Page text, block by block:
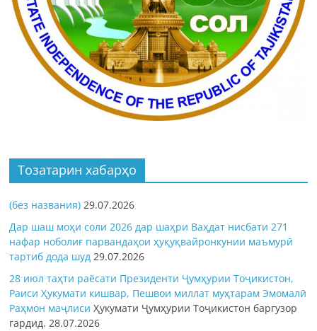
Тозатарин хабарҳо
(без названия) 29.07.2026
Дар шаш моҳи соли 2026 дар шаҳри Ваҳдат нисбати 271
нафар ноболиғ парвандаҳои ҳуқуқвайронкунии маъмурӣ
тартиб дода шуд 29.07.2026
28 июл таҳти раёсати Президенти Ҷумҳурии Тоҷикистон,
Раиси Ҳукумати кишвар, Пешвои миллат муҳтарам Эмомалӣ
Раҳмон маҷлисиҲукумати Ҷумҳурии Тоҷикистон баргузор
гардид.28.07.2026